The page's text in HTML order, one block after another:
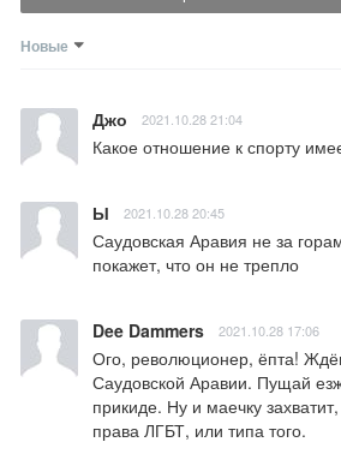
Новые
Джо 2021.10.28 21:04
Какое отношение к спорту
Ы 2021.10.28 20:45
Саудовская Аравия не за
покажет, что он не трепло
Dee Dammers 2021.10.28 17:06
Ого, революционер, ёпта!
Саудовской Аравии. Пущай
прикиде. Ну и маечку
права ЛГБТ, или типа того.